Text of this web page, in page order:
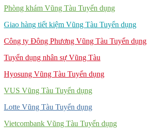
Phòng khám Vũng Tàu Tuyển dụng
Giao hàng tiết kiệm Vũng Tàu Tuyển dụng
Công ty Đông Phương Vũng Tàu Tuyển dụng
Tuyển dụng nhân sự Vũng Tàu
Hyosung Vũng Tàu Tuyển dụng
VUS Vũng Tàu Tuyển dụng
Lotte Vũng Tàu Tuyển dụng
Vietcombank Vũng Tàu Tuyển dụng